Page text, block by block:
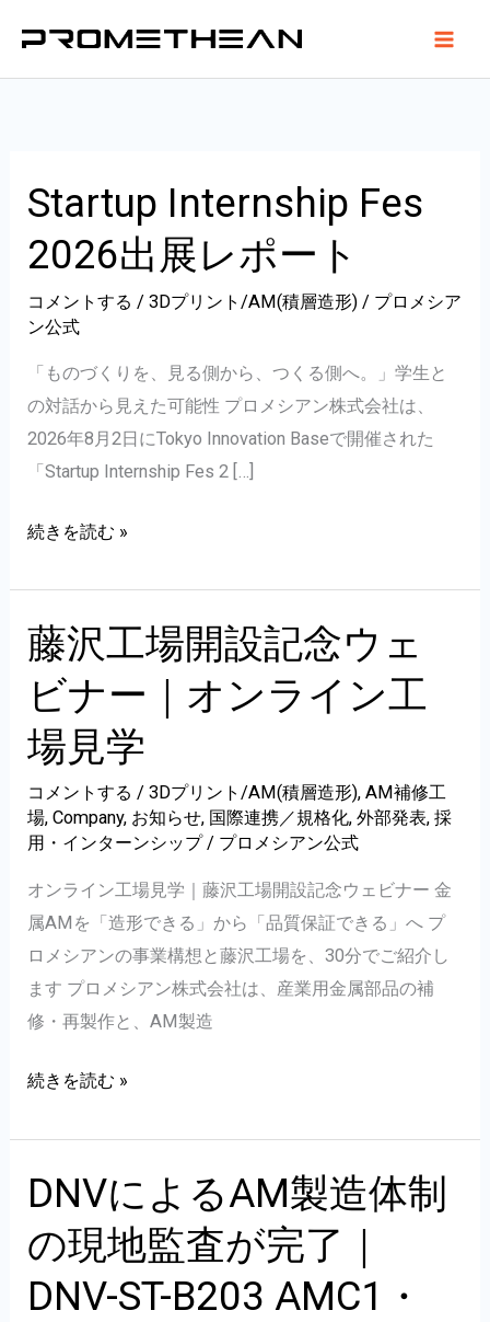
を
Startup Internship Fes
2026出展レポート
コメントする /3Dプリント/AM(積層造形) / プロメシア
ン公式
「ものづくりを、見る側から、つくる側へ。」学生と
の対話から見えた可能性 プロメシアン株式会社は、
2026年8月2日にTokyo Innovation Baseで開催された
「Startup Internship Fes 2 […]
Startup
Fes
2026
出
展
レ
ポ
ー
ト
続きを読む »
藤沢工場開設記念ウェ
ビナー｜オンライン工
場見学
コメントする /3Dプリント/AM(積層造形),AM補修工
場,Company, お知らせ, 国際連携／規格化,外部発表,採
用・インターンシップ/ プロメシアン公式
オンライン工場見学｜藤沢工場開設記念ウェビナー 金
属AMを「造形できる」から「品質保証できる」へ プ
ロメシアンの事業構想と藤沢工場を、30分でご紹介し
ます プロメシアン株式会社は、産業用金属部品の補
修・再製作と、AM製造
藤
工
場
開
設
記
念
続きを読む »
DNVによるAM製造体制
の現地監査が完了｜
DNV-ST-B203 AMC1・